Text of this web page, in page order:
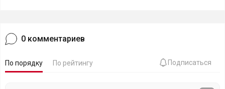
0 комментариев
По порядку По рейтингу Подписаться